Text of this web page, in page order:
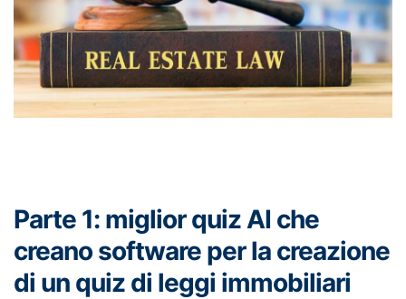
Parte 1: miglior quiz AI che
creano software per la creazione
di un quiz di leggi immobiliari